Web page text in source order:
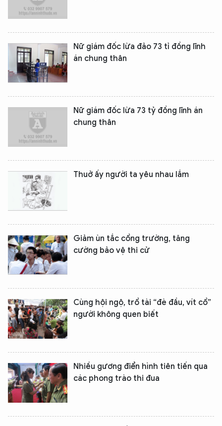
Nữ giám đốc lừa đảo 73 tỉ đồng lĩnh
án chung thân
Nữ giám đốc lừa 73 tỷ đồng lĩnh án
chung thân
Thuở ấy người ta yêu nhau lắm
Giảm ùn tắc cổng trường, tăng
cường bảo vệ thi cử
Cùng hội ngộ, trổ tài “đè đầu, vít cổ”
người không quen biết
Nhiều gương điển hình tiên tiến qua
các phong trào thi đua